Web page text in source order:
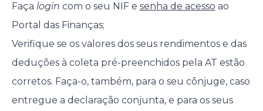
Faça login com o seu NIF e senha de acesso ao
Portal das Finanças;
Verifique se os valores dos seus rendimentos e das
deduções à coleta pré-preenchidos pela AT estão
corretos. Faça-o, também, para o seu cônjuge, caso
entregue a declaração conjunta, e para os seus